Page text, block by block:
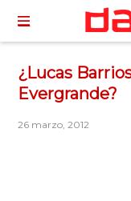
¿Lucas
Evergrande?
26 marzo, 2012